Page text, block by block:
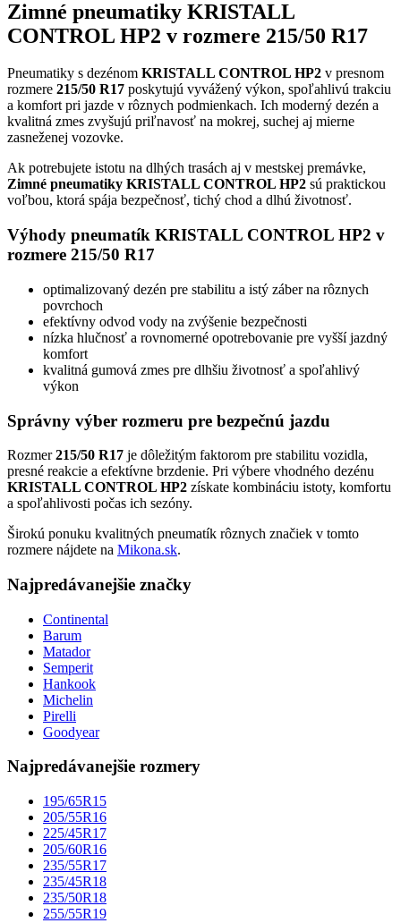
Zimné pneumatiky KRISTALL
CONTROL HP2 v rozmere 215/50 R17
Pneumatiky s dezénom KRISTALL CONTROL HP2 v presnom
rozmere 215/50 R17 poskytujú vyvážený výkon, spoľahlivú trakciu
a komfort pri jazde v rôznych podmienkach. Ich moderný dezén a
kvalitná zmes zvyšujú priľnavosť na mokrej, suchej aj mierne
zasneženej vozovke.
Ak potrebujete istotu na dlhých trasách aj v mestskej premávke,
Zimné pneumatiky KRISTALL CONTROL HP2 sú praktickou
voľbou, ktorá spája bezpečnosť, tichý chod a dlhú životnosť.
Výhody pneumatík KRISTALL CONTROL HP2 v
rozmere 215/50 R17
optimalizovaný dezén pre stabilitu a istý záber na rôznych
povrchoch
efektívny odvod vody na zvýšenie bezpečnosti
nízka hlučnosť a rovnomerné opotrebovanie pre vyšší jazdný
komfort
kvalitná gumová zmes pre dlhšiu životnosť a spoľahlivý
výkon
Správny výber rozmeru pre bezpečnú jazdu
Rozmer215/50 R17 je dôležitým faktorom pre stabilitu vozidla,
presné reakcie a efektívne brzdenie. Pri výbere vhodného dezénu
KRISTALL CONTROL HP2 získate kombináciu istoty, komfortu
a spoľahlivosti počas ich sezóny.
Širokú ponuku kvalitných pneumatík rôznych značiek v tomto
rozmere nájdete na Mikona.sk.
Najpredávanejšie značky
Continental
Barum
Matador
Semperit
Hankook
Michelin
Pirelli
Goodyear
Najpredávanejšie rozmery
195/65R15
205/55R16
225/45R17
205/60R16
235/55R17
235/45R18
235/50R18
255/55R19